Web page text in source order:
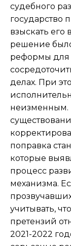
судебного
государство
взыскать его
решение
реформы для
делах. При
неизменным.
поправка
которые
процесс
механизма.
учитывать,
претензий
2021-2022